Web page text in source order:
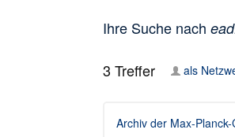
Ihre Suche nach
3 Treffer als
Archiv der Max-